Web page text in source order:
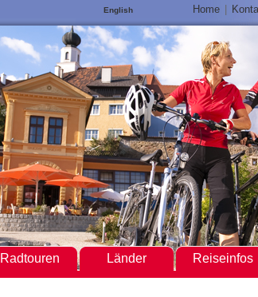
Home
English
Radtouren Länder Reiseinfos